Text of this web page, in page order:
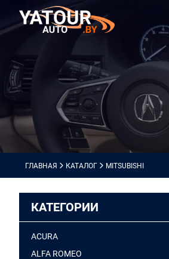
ГЛАВНАЯ КАТАЛОГ MITSUBISHI
КАТЕГОРИИ
ACURA
ALFA ROMEO